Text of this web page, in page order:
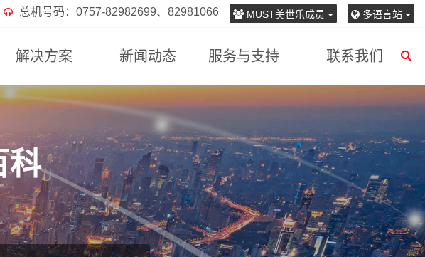
多语言站
MUST美世乐成员
总机号码：0757-82982699、82981066
解决方案 新闻动态 服务与支持 联系我们
科